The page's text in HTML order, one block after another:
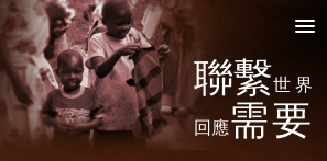
聯繫世界
回應需要